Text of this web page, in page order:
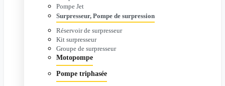
Pompe Jet
Surpresseur, Pompe de surpression
Réservoir de surpresseur
Kit surpresseur
Groupe de surpresseur
Motopompe
Pompe triphasée